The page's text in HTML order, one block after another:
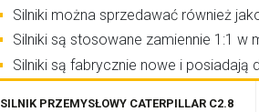
Silniki można sprzedawać również
Silniki są stosowane zamiennie 1:1 w
Silniki są fabrycznie nowe i posiadają
SILNIK PRZEMYSŁOWY CATERPILLAR C2.8